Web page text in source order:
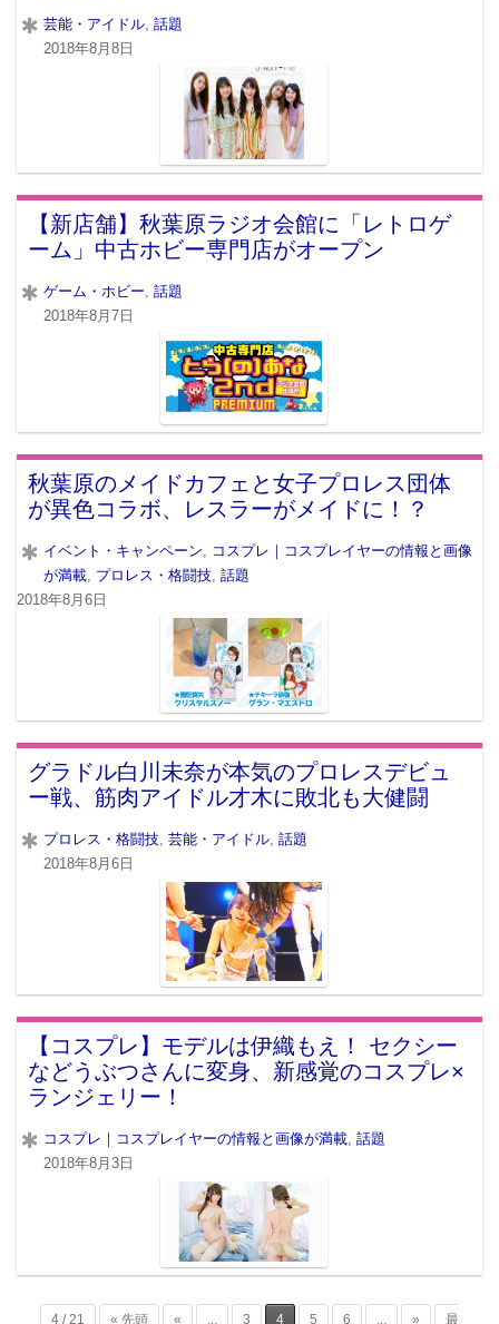
芸能・アイドル, 話題
2018年8月8日
【新店舗】秋葉原ラジオ会館に「レトロゲ
ーム」中古ホビー専門店がオープン
ゲーム・ホビー, 話題
2018年8月7日
秋葉原のメイドカフェと女子プロレス団体
が異色コラボ、レスラーがメイドに！？
イベント・キャンペーン
コスプレ｜コスプレイヤーの情報と画像
が満載 プロレス・格闘技 話題
2018年8月6日
グラドル白川未奈が本気のプロレスデビュ
ー戦、筋肉アイドル才木に敗北も大健闘
プロレス・格闘技 芸能・アイドル 話題
2018年8月6日
【コスプレ】モデルは伊織もえ！ セクシー
などうぶつさんに変身、新感覚のコスプレ×
ランジェリー！
コスプレ｜コスプレイヤーの情報と画像が満載, 話題
2018年8月3日
4 / 21 « 先頭 « ... 3 4 5 6 ... » 最